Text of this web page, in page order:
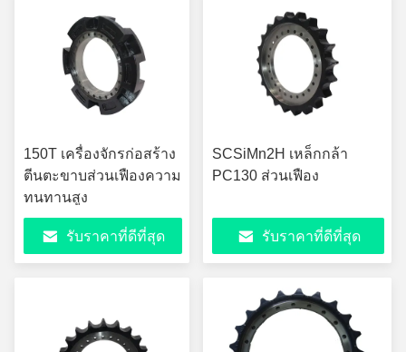
150T เครื่องจักรก่อสร้าง
ตีนตะขาบส่วนเฟืองความ
ทนทานสูง
รับราคาที่ดีที่สุด
SCSiMn2H เหล็กกล้า
PC130 ส่วนเฟือง
รับราคาที่ดีที่สุด